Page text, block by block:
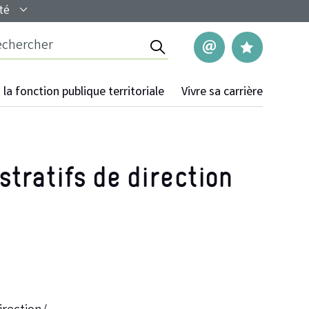
Rechercher
NousMes
la fonction publique territoriale Vivre sa carrière
de direction